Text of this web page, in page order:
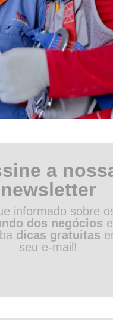
a
newsletter
informado sobre
dos negócios e
dicas gratuitas
seu e-mail!